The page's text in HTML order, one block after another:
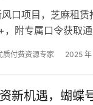
口项目，芝麻租
，附专属口令获取
质付费资源专家 2025 年
新机遇，蝴蝶